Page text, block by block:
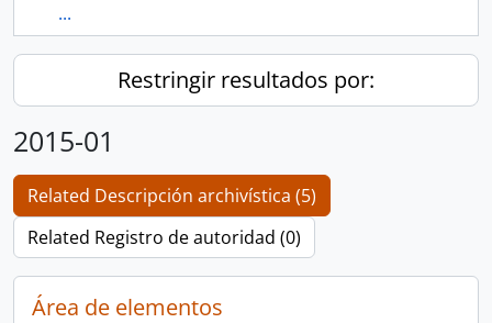
...
Restringir resultados por:
2015-01
Related Descripción archivística (5)
Related Registro de autoridad (0)
Área de elementos